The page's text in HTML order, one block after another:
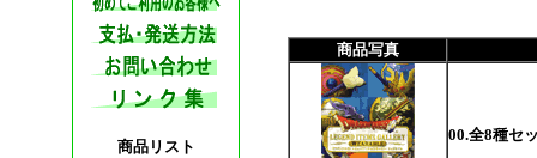
商品リスト
商品写真
00.全8種セ